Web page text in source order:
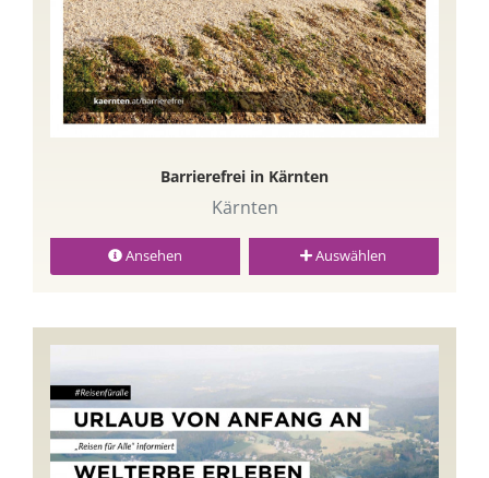
Barrierefrei in Kärnten
Kärnten
Ansehen Auswählen